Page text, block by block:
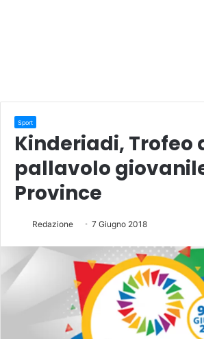
Sport
Kinderiadi, Trofeo
pallavolo
Province
Redazione 7 Giugno 2018